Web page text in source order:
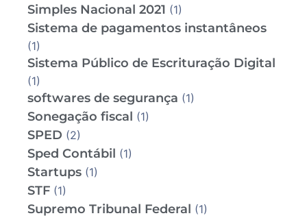
Simples Nacional 2021 (1)
Sistema de pagamentos instantâneos
(1)
Sistema Público de Escrituração Digital
(1)
softwares de segurança (1)
Sonegação fiscal (1)
SPED (2)
Sped Contábil (1)
Startups (1)
STF (1)
Supremo Tribunal Federal (1)